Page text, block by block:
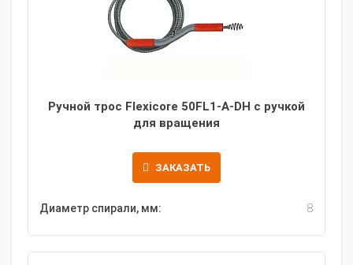
Ручной трос Flexicore 50FL1-A-DH с ручкой
для вращения
ЗАКАЗАТЬ
Диаметр спирали, мм: 8